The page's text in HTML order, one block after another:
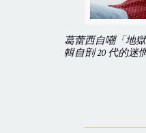
葛蕾西自嘲「地
輯自剖 20 代的迷